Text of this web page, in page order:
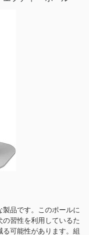
品です。このポールに
習性を利用しているた
可能性があります。組